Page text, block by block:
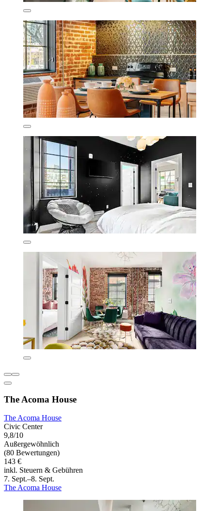
The Acoma House
The Acoma House
Civic Center
9,8/10
Außergewöhnlich
(80 Bewertungen)
143 €
inkl. Steuern & Gebühren
7. Sept.–8. Sept.
The Acoma House